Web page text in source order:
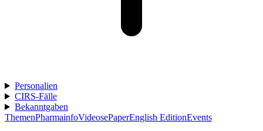
Personalien
CIRS-Fälle
Bekanntgaben
ThemenPharmainfoVideosePaperEnglish EditionEvents